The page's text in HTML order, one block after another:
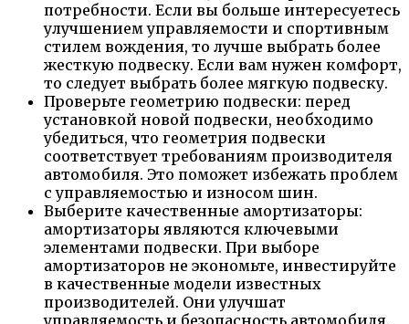
потребности. Если вы больше интересуетесь
улучшением управляемости и спортивным
стилем вождения, то лучше выбрать более
жесткую подвеску. Если вам нужен комфорт,
то следует выбрать более мягкую подвеску.
Проверьте геометрию подвески: перед
установкой новой подвески, необходимо
убедиться, что геометрия подвески
соответствует требованиям производителя
автомобиля. Это поможет избежать проблем
с управляемостью и износом шин.
Выберите качественные амортизаторы:
амортизаторы являются ключевыми
элементами подвески. При выборе
амортизаторов не экономьте, инвестируйте
в качественные модели известных
производителей. Они улучшат
управляемость и безопасность автомобиля.